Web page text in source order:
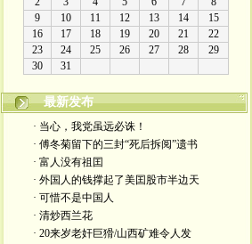
最新发布
· 当心，我党虽远必诛！
· 傅冬菊留下的三封“死后拆阅”遗书
· 富人没有祖囯
· 外国人的钱撑起了美囯股市半边天
· 可惜不是中国人
· 清炒西兰花
· 20来岁老奸巨猾/山西矿难令人发